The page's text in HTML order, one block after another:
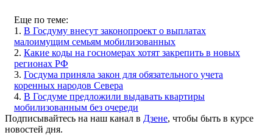
Еще по теме:
1. В Госдуму внесут законопроект о выплатах
малоимущим семьям мобилизованных
2. Какие коды на госномерах хотят закрепить в новых
регионах РФ
3. Госдума приняла закон для обязательного учета
коренных народов Севера
4. В Госдуме предложили выдавать квартиры
мобилизованным без очереди
Подписывайтесь на наш канал в Дзене, чтобы быть в курсе
новостей дня.